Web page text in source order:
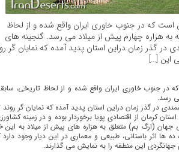
است که در جنوب خاوری ایران واقع شده و از لحاظ
به هزاره چهارم پیش از میلاد می رسد. گنجینه های
در گذر زمان دراین استان پدید آمده كه نمایان گر
این […]
که در جنوب خاوری ایران واقع شده و از لحاظ تاریخی،
رسد.
در گذر زمان دراین استان پدید آمده كه نمایان گر
کرمان از اقتصادی پویا برخوردار بوده و در زمینه
جهان (ارگ بم) متعلق به هزاره های پیش از میلاد به این
ده ها اثر باستانی، طبیعی و معماری در این دیار وجود دارد
این منطقه را به نمایش می گذارند.